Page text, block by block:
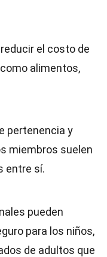
el costo de
alimentos,
pertenencia y
miembros suelen
entre sí.
pueden
para los niños,
de adultos que